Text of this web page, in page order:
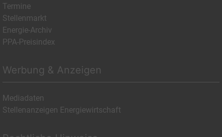
Termine
Stellenmarkt
Energie-Archiv
PPA-Preisindex
Werbung & Anzeigen
Mediadaten
Stellenanzeigen Energiewirtschaft